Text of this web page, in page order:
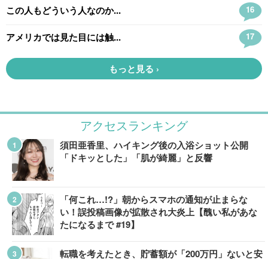
アクセスランキング
須田亜香里、ハイキング後の入浴ショット公開
「ドキッとした」「肌が綺麗」と反響
「何これ…!?」朝からスマホの通知が止まらな
い！誤投稿画像が拡散され大炎上【醜い私があな
たになるまで #19】
転職を考えたとき、貯蓄額が「200万円」ないと安